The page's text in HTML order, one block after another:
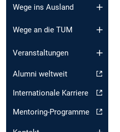
Wege ins Ausland
Wege an die TUM
Veranstaltungen
Alumni weltweit
Internationale Karriere
Mentoring-Programme